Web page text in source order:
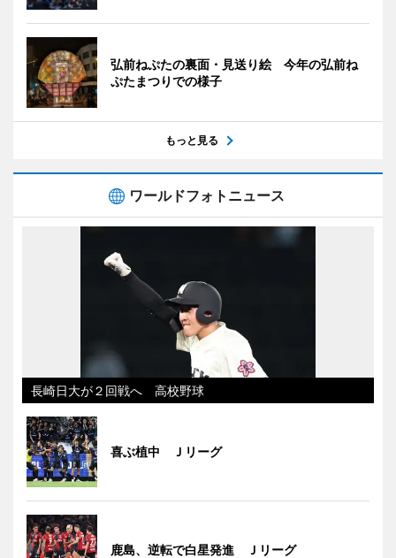
弘前ねぷたの裏面・見送り絵 今年の弘前ね
ぷたまつりでの様子
もっと見る
ワールドフォトニュース
長崎日大が２回戦へ 高校野球
喜ぶ植中 Ｊリーグ
鹿島、逆転で白星発進 Ｊリーグ